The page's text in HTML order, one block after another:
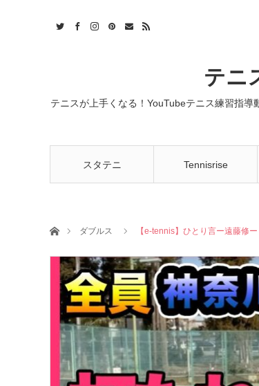
テニ
テニスが上手くなる！YouTubeテニス練習指
スタテニ Tennisrise
ホームダブルス 【e-tennis】ひとり言ー遠藤修